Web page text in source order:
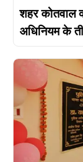
शहर कोतवाल
अधिनियम के